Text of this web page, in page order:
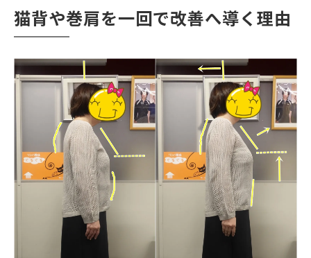
猫背や巻肩を一回で改善へ導く理由